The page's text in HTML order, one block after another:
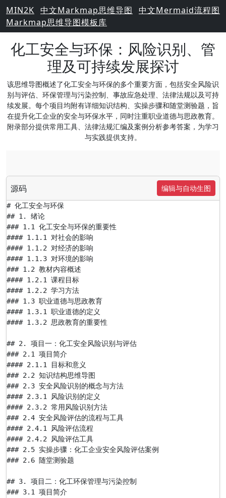
MIN2K 中文Markmap思维导图
中文Mermaid流程图
Markmap思维导图模板库
化工安全与环保：风险识别、管
理及可持续发展探讨
该思维导图概述了化工安全与环保的多个重要方面，包括安全风险识
别与评估、环保管理与污染控制、事故应急处理、法律法规以及可持
续发展。每个项目均附有详细知识结构、实操步骤和随堂测验题，旨
在提升化工企业的安全与环保水平，同时注重职业道德与思政教育。
附录部分提供常用工具、法律法规汇编及案例分析参考答案，为学习
与实践提供支持。
源码 编辑与自动生图
# 化工安全与环保
## 1. 绪论
### 1.1 化工安全与环保的重要性
#### 1.1.1 对社会的影响
#### 1.1.2 对经济的影响
#### 1.1.3 对环境的影响
### 1.2 教材内容概述
#### 1.2.1 课程目标
#### 1.2.2 学习方法
### 1.3 职业道德与思政教育
#### 1.3.1 职业道德的定义
#### 1.3.2 思政教育的重要性
## 2. 项目一：化工安全风险识别与评估
### 2.1 项目简介
#### 2.1.1 目标和意义
### 2.2 知识结构思维导图
### 2.3 安全风险识别的概念与方法
#### 2.3.1 风险识别的定义
#### 2.3.2 常用风险识别方法
### 2.4 安全风险评估的流程与工具
#### 2.4.1 风险评估流程
#### 2.4.2 风险评估工具
### 2.5 实操步骤：化工企业安全风险评估案例
### 2.6 随堂测验题
## 3. 项目二：化工环保管理与污染控制
### 3.1 项目简介